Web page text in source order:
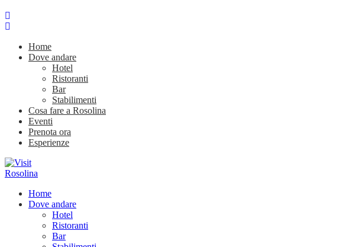
Home
Dove andare
Hotel
Ristoranti
Bar
Stabilimenti
Cosa fare a Rosolina
Eventi
Prenota ora
Esperienze
Home
Dove andare
Hotel
Ristoranti
Bar